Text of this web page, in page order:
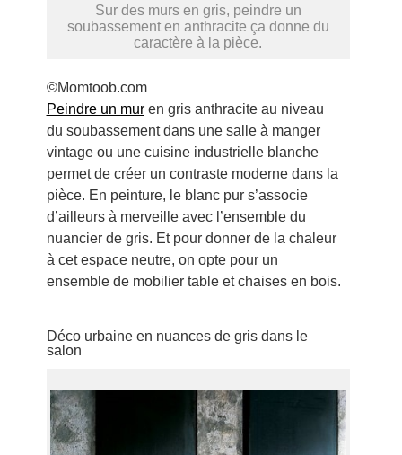
Sur des murs en gris, peindre un
soubassement en anthracite ça donne du
caractère à la pièce.
©Momtoob.com
Peindre un muren gris anthracite au niveau
du soubassement dans une salle à manger
vintage ou une cuisine industrielle blanche
permet de créer un contraste moderne dans la
pièce. En peinture, le blanc pur s’associe
d’ailleurs à merveille avec l’ensemble du
nuancier de gris. Et pour donner de la chaleur
à cet espace neutre, on opte pour un
ensemble de mobilier table et chaises en bois.
Déco urbaine en nuances de gris dans le
salon